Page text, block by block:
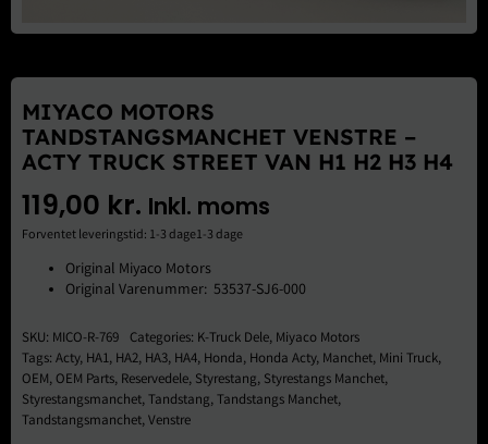
MIYACO MOTORS
TANDSTANGSMANCHET VENSTRE –
ACTY TRUCK STREET VAN H1 H2 H3 H4
119,00 kr. Inkl. moms
Forventet leveringstid: 1-3 dage1-3 dage
Original Miyaco Motors
Original Varenummer: 53537-SJ6-000
SKU: MICO-R-769 Categories: K-Truck Dele, Miyaco Motors
Tags: Acty, HA1, HA2, HA3, HA4, Honda, Honda Acty, Manchet, Mini Truck,
OEM,OEM Parts, Reservedele, Styrestang, Styrestangs Manchet,
Styrestangsmanchet,Tandstang,Tandstangs Manchet,
Tandstangsmanchet,Venstre